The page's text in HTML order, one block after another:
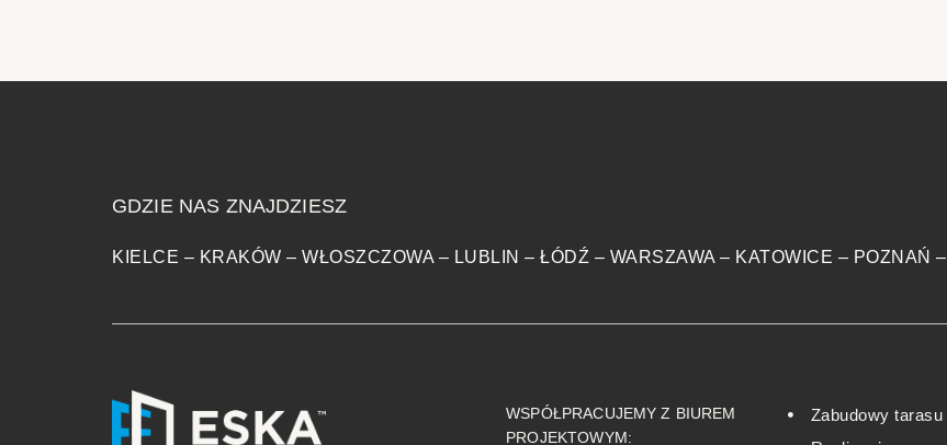
GDZIE NAS ZNAJDZIESZ
KIELCE – KRAKÓW – WŁOSZCZOWA – LUBLIN – ŁÓDŹ – WARSZAWA – KATOWICE – POZNAŃ –
WSPÓŁPRACUJEMY Z BIUREM
PROJEKTOWYM:
Zabudowy tarasu